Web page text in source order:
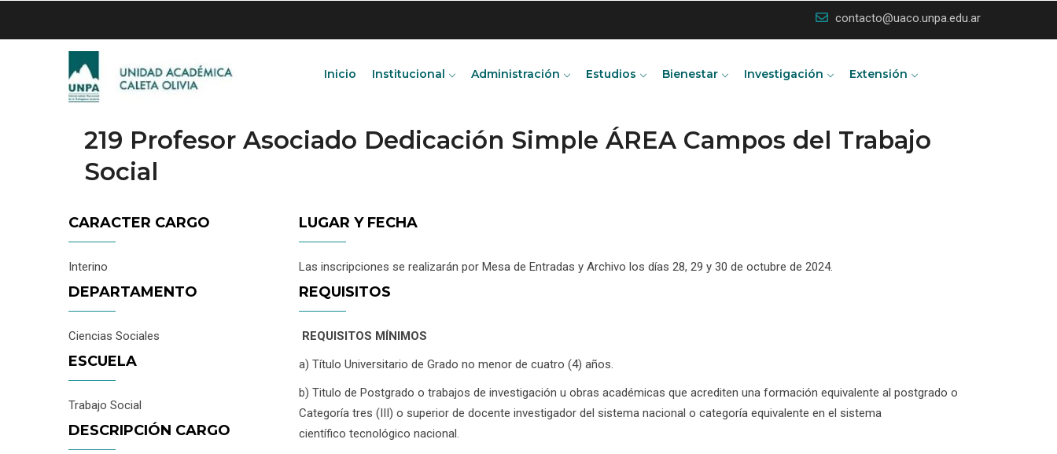
contacto@uaco.unpa.edu.ar
Inicio Institucional Administración Estudios Bienestar Investigación Extensión
219 Profesor Asociado Dedicación Simple ÁREA Campos del Trabajo
Social
CARACTER CARGO
Interino
DEPARTAMENTO
Ciencias Sociales
ESCUELA
Trabajo Social
DESCRIPCIÓN CARGO
LUGAR Y FECHA
Las inscripciones se realizarán por Mesa de Entradas y Archivo los días 28, 29 y 30 de octubre de 2024.
REQUISITOS
REQUISITOS MÍNIMOS
a) Título Universitario de Grado no menor de cuatro (4) años.
b) Titulo de Postgrado o trabajos de investigación u obras académicas que acrediten una formación equivalente al postgrado o
Categoría tres (III) o superior de docente investigador del sistema nacional o categoría equivalente en el sistema
científico tecnológico nacional.